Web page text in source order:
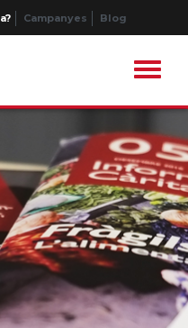
Campanyes Blog